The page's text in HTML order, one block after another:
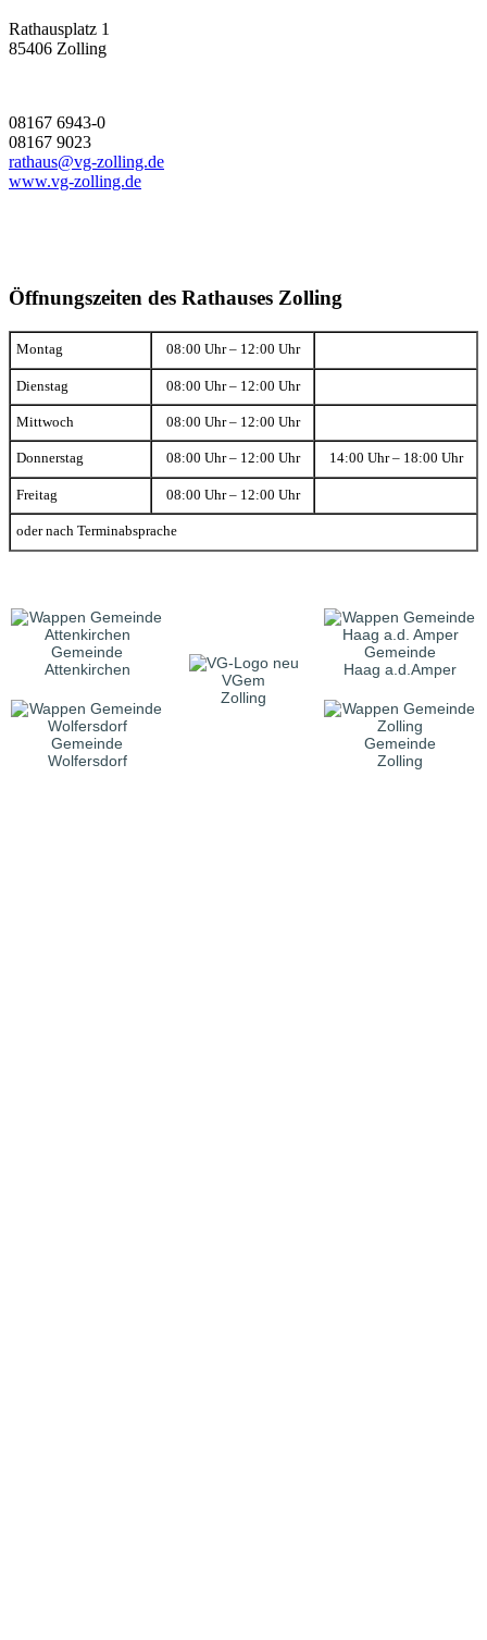
Rathausplatz 1
85406 Zolling
08167 6943-0
08167 9023
rathaus@vg-zolling.de
www.vg-zolling.de
Öffnungszeiten des Rathauses Zolling
Montag 08:00 Uhr – 12:00 Uhr
Dienstag 08:00 Uhr – 12:00 Uhr
Mittwoch 08:00 Uhr – 12:00 Uhr
Donnerstag 08:00 Uhr – 12:00 Uhr 14:00 Uhr – 18:00 Uhr
Freitag 08:00 Uhr – 12:00 Uhr
oder nach Terminabsprache
Gemeinde
Attenkirchen
VGem
Zolling
Gemeinde
Haag a.d.Amper
Gemeinde
Wolfersdorf
Gemeinde
Zolling